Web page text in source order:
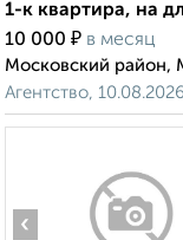
1-к квартира, на
10 000 ₽ в месяц
Московский район,
Агентство, 10.08.2026
‹